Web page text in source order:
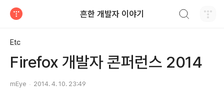
흔한 개발자 이야기
Etc
Firefox 개발자 콘퍼런스 2014
mEye 2014. 4. 10. 23:49